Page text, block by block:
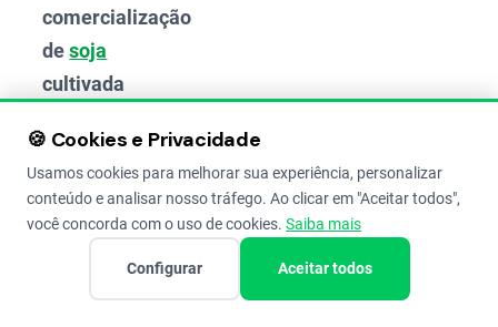
comercialização
desoja
cultivada
áreas do
bioma
Amazônia
desmatadas
🍪 Cookies e Privacidade
Usamos cookies para melhorar sua experiência, personalizar
conteúdo e analisar nosso tráfego. Ao clicar em "Aceitar todos",
você concorda com o uso de cookies. Saiba mais
Configurar Aceitar todos